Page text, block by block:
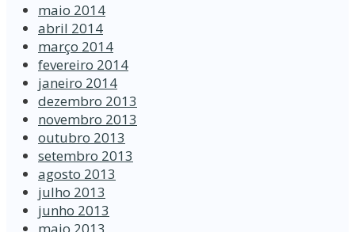
maio 2014
abril 2014
março 2014
fevereiro 2014
janeiro 2014
dezembro 2013
novembro 2013
outubro 2013
setembro 2013
agosto 2013
julho 2013
junho 2013